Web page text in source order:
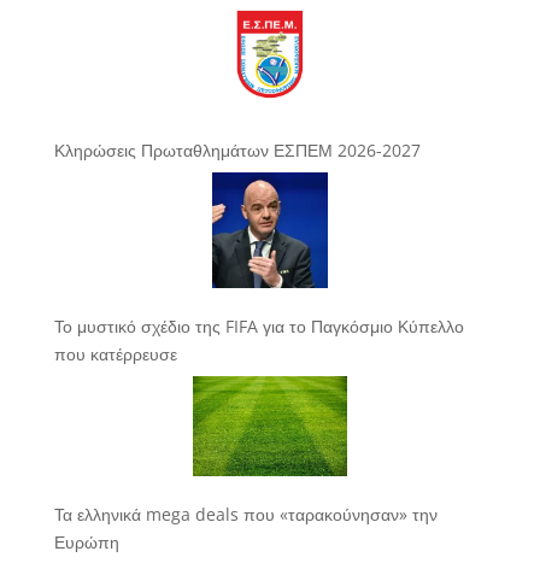
Κληρώσεις Πρωταθλημάτων ΕΣΠΕΜ 2026-2027
Το μυστικό σχέδιο της FIFA για το Παγκόσμιο Κύπελλο
που κατέρρευσε
Τα ελληνικά mega deals που «ταρακούνησαν» την
Ευρώπη